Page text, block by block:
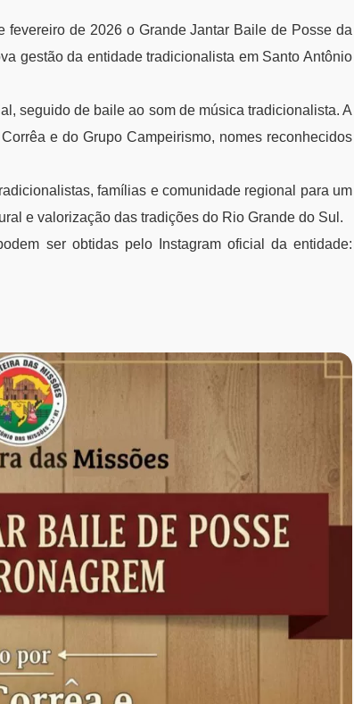
de 2026 o Grande Jantar Baile de Posse da
gestão da entidade tradicionalista em Santo Antônio
seguido de baile ao som de música tradicionalista. A
e do Grupo Campeirismo, nomes reconhecidos
famílias e comunidade regional para um
e valorização das tradições do Rio Grande do Sul.
ser obtidas pelo Instagram oficial da entidade: